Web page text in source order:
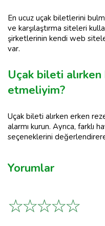
En ucuz uçak biletlerini
ve karşılaştırma siteleri
şirketlerinin kendi web
var.
Uçak bileti
etmeliyim?
Uçak bileti alırken erken
alarmı kurun. Ayrıca, farklı
seçeneklerini
Yorumlar
☆
☆
☆
☆
☆